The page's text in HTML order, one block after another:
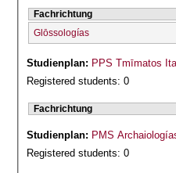
Fachrichtung
Glōssologías
Studienplan: PPS Tmīmatos
Registered students: 0
Fachrichtung
Studienplan: PMS
Registered students: 0